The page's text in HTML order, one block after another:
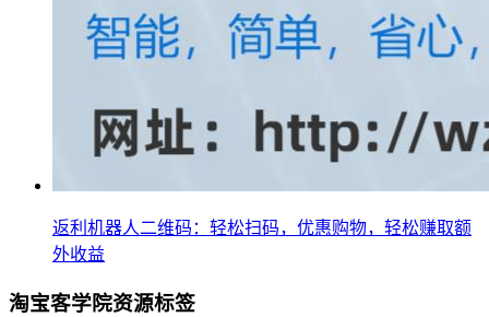
返利机器人二维码：轻松扫码，优惠购物，轻松赚取额
外收益
淘宝客学院资源标签